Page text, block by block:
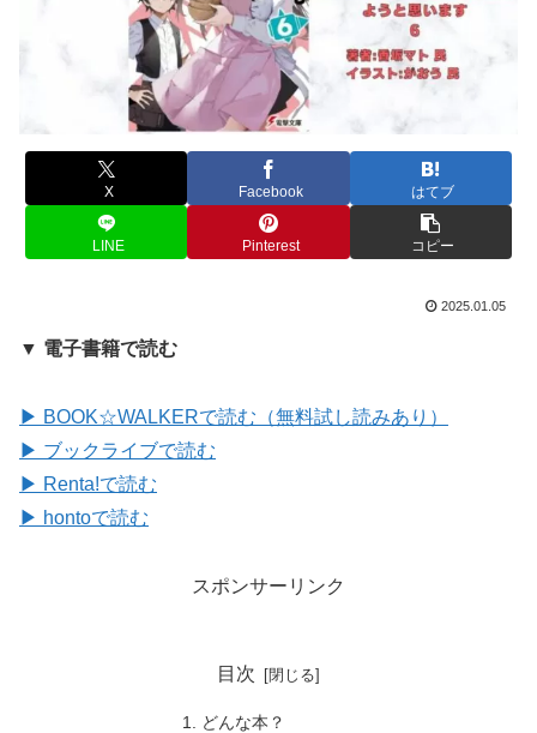
X Facebook はてブ
LINE Pinterest コピー
2025.01.05
▼ 電子書籍で読む
▶ BOOK☆WALKERで読む（無料試し読みあり）
▶ ブックライブで読む
▶ Renta!で読む
▶ hontoで読む
スポンサーリンク
目次
どんな本？